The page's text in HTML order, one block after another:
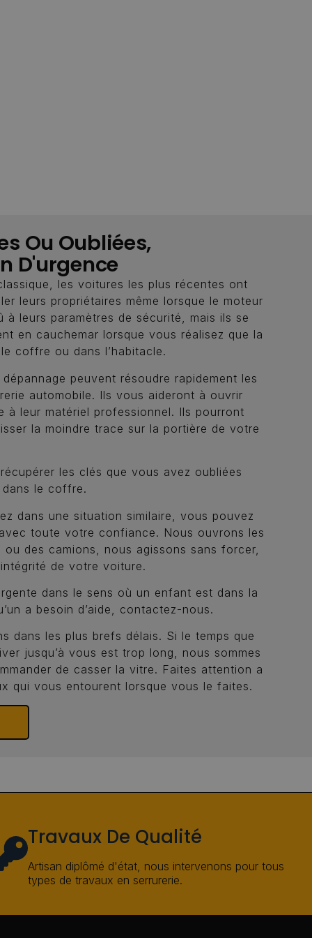
Ou Oubliées,
D'urgence
les voitures les plus récentes ont
leurs propriétaires même lorsque le moteur
à leurs paramètres de sécurité, mais ils se
en cauchemar lorsque vous réalisez que la
coffre ou dans l’habitacle.
peuvent résoudre rapidement les
automobile. Ils vous aideront à ouvrir
à leur matériel professionnel. Ils pourront
la moindre trace sur la portière de votre
les clés que vous avez oubliées
dans le coffre.
dans une situation similaire, vous pouvez
toute votre confiance. Nous ouvrons les
des camions, nous agissons sans forcer,
de votre voiture.
dans le sens où un enfant est dans la
a besoin d’aide, contactez-nous.
dans les plus brefs délais. Si le temps que
jusqu’à vous est trop long, nous sommes
de casser la vitre. Faites attention a
qui vous entourent lorsque vous le faites.
Travaux De Qualité
Artisan diplômé d'état, nous intervenons pour tous
types de travaux en serrurerie.